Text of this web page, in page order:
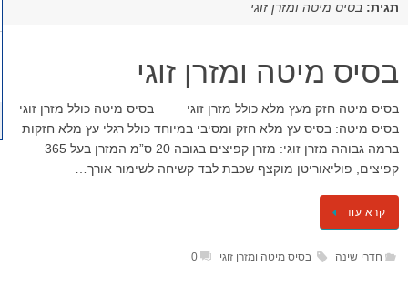
תגית: בסיס מיטה ומזרן זוגי
בסיס מיטה ומזרן זוגי
בסיס מיטה חזק מעץ מלא כולל מזרן זוגי בסיס מיטה כולל מזרן זוגי
בסיס מיטה: בסיס עץ מלא חזק ומסיבי במיוחד כולל רגלי עץ מלא חזקות
ברמה גבוהה מזרן זוגי: מזרן קפיצים בגובה 20 ס”מ המזרן בעל 365
קפיצים, פוליאוריטן מוקצף שכבת לבד קשיחה לשימור אורך…
קרא עוד
חדרי שינה בסיס מיטה ומזרן זוגי 0